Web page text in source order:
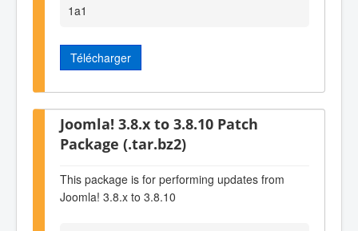
1a1
Télécharger
Joomla! 3.8.x to 3.8.10 Patch
Package (.tar.bz2)
This package is for performing updates from
Joomla! 3.8.x to 3.8.10